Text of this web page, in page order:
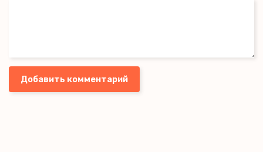
Добавить комментарий